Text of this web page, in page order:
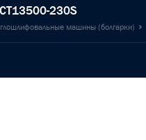
230S
машины (болгарки)